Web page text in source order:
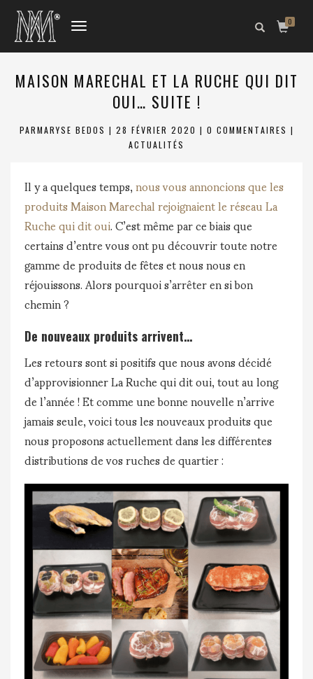
DÉPLIER
0
MAISON MARECHAL ET LA RUCHE QUI DIT
OUI… SUITE !
PARMARYSE BEDOS | 28 FÉVRIER 2020 | 0 COMMENTAIRES |
ACTUALITÉS
Il y a quelques temps,nous vous annoncions que les
produits Maison Marechal rejoignaient le réseau La
Ruche qui dit oui. C’est même par ce biais que
certains d’entre vous ont pu découvrir toute notre
gamme de produits de fêtes et nous nous en
réjouissons. Alors pourquoi s’arrêter en si bon
chemin ?
De nouveaux produits arrivent…
Les retours sont si positifs que nous avons décidé
d’approvisionner La Ruche qui dit oui, tout au long
de l’année ! Et comme une bonne nouvelle n’arrive
jamais seule, voici tous les nouveaux produits que
nous proposons actuellement dans les différentes
distributions de vos ruches de quartier :